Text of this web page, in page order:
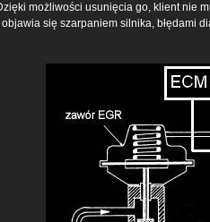
możliwości usunięcia go, klient nie
się szarpaniem silnika, błędami